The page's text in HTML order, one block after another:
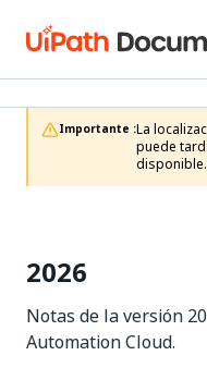
Importante :La
puede
disponible.
2026
Notas de la versión
Automation Cloud.